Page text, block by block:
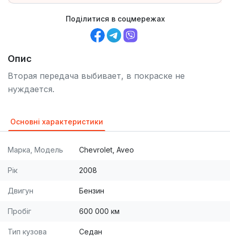
Поділитися в соцмережах
Опис
Вторая передача выбивает, в покраске не
нуждается.
Основні характеристики
Марка, Модель Chevrolet, Aveo
Рік 2008
Двигун Бензин
Пробіг 600 000 км
Тип кузова Седан